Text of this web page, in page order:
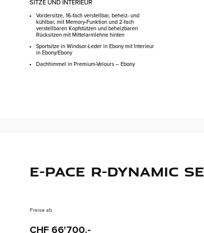
SITZE UND INTERIEUR
Vordersitze, 16-fach verstellbar, beheiz- und
kühlbar, mit Memory-Funktion und 2-fach
verstellbaren Kopfstützen und beheizbaren
Rücksitzen mit Mittelarmlehne hinten
Sportsitze in Windsor-Leder in Ebony mit Interieur
in Ebony/Ebony
Dachhimmel in Premium-Velours – Ebony
E-PACE R-DYNAMIC SE
Preise ab
CHF 66'700.-